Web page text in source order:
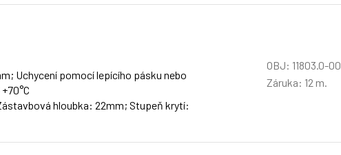
Uchycení pomocí lepícího pásku nebo
hloubka: 22mm; Stupeň krytí:
OBJ: 11803.0-00
Záruka: 12 m.